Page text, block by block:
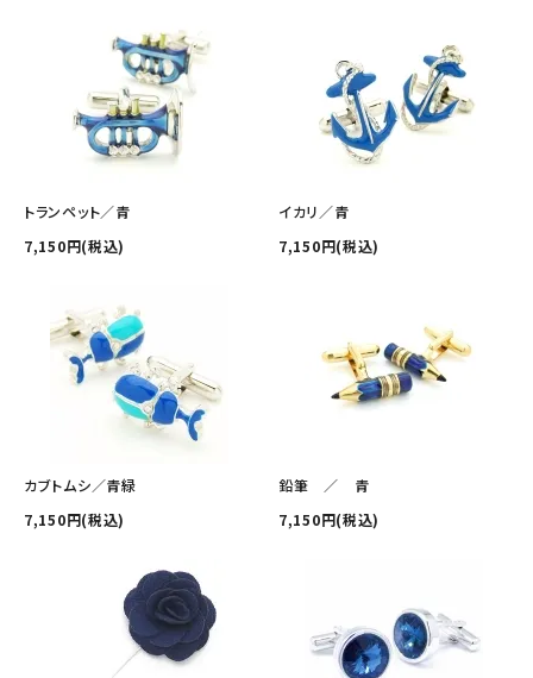
トランペット／青
7,150円(税込)
イカリ／青
7,150円(税込)
カブトムシ／青緑
7,150円(税込)
鉛筆 ／ 青
7,150円(税込)